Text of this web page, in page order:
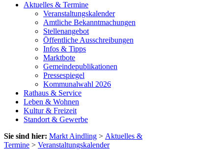
Aktuelles & Termine
Veranstaltungskalender
Amtliche Bekanntmachungen
Stellenangebot
Öffentliche Ausschreibungen
Infos & Tipps
Marktbote
Gemeindepublikationen
Pressespiegel
Kommunalwahl 2026
Rathaus & Service
Leben & Wohnen
Kultur & Freizeit
Standort & Gewerbe
Sie sind hier: Markt Aindling > Aktuelles &
Termine > Veranstaltungskalender